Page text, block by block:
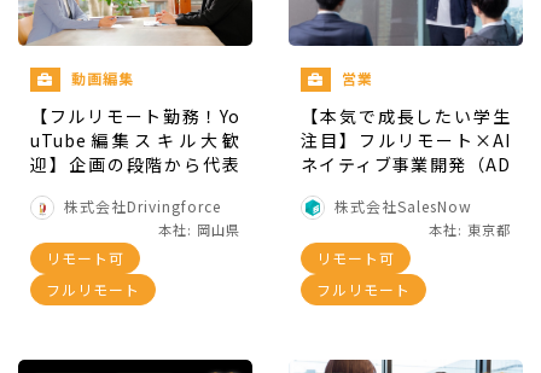
あります。
求人媒体でのお気に入りやスカウト業務、求
職者との対応といった採用業務
サイトの更新や事例の作成といったマーケテ
社内、社外のTwitter運用
その他、社内や事務にまつわる業務
動画編集
【フルリモート勤務！Yo
uTube編集スキル大歓
迎】企画の段階から代表
は撮影、編集のみならず
声で動画への出演も！
株式会社Drivingforce
本社: 岡山県
リモート可
フルリモート
営業
【本気で成長したい学生
注目】フルリモート×AI
ネイティブ事業開発（AD
株式会社SalesNow
本社: 東京都
リモート可
フルリモート